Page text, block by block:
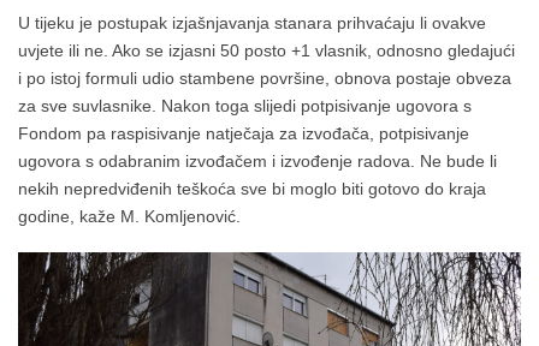
U tijeku je postupak izjašnjavanja stanara prihvaćaju li ovakve
uvjete ili ne. Ako se izjasni 50 posto +1 vlasnik, odnosno gledajući
i po istoj formuli udio stambene površine, obnova postaje obveza
za sve suvlasnike. Nakon toga slijedi potpisivanje ugovora s
Fondom pa raspisivanje natječaja za izvođača, potpisivanje
ugovora s odabranim izvođačem i izvođenje radova. Ne bude li
nekih nepredviđenih teškoća sve bi moglo biti gotovo do kraja
godine, kaže M. Komljenović.